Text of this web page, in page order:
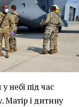
небі під час
Матір і дитину